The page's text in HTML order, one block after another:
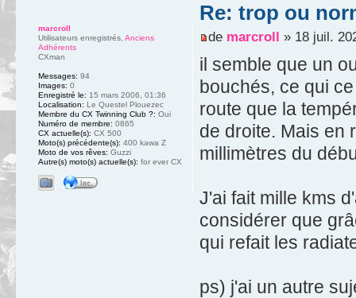
Re: trop ou
de marcroll » 18 juil.
il semble que un
bouchés, ce qui
route que la
de droite. Mais en
millimètres du
J'ai fait mille kms
considérer que
qui refait les
ps) j'ai un autre
marcroll
Utilisateurs enregistrés, Anciens
Adhérents
CXman
Messages: 94
Images: 0
Enregistré le: 15 mars 2006, 01:36
Localisation: Le Questel Plouezec
Membre du CX Twinning Club ?: Oui
Numéro de membre: 0865
CX actuelle(s): CX 500
Moto(s) précédente(s): 400 kawa Z
Moto de vos rêves: Guzzi
Autre(s) moto(s) actuelle(s): for ever CX